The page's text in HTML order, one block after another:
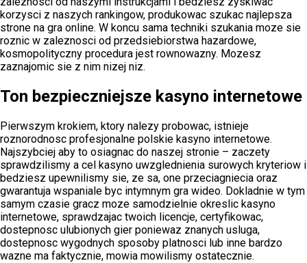
korzysci z naszych rankingow, produkowac szukac najlepsza
strone na gra online. W koncu sama techniki szukania moze sie
roznic w zaleznosci od przedsiebiorstwa hazardowe,
kosmopolityczny procedura jest rownowazny. Mozesz
zaznajomic sie z nim nizej niz.
Ton bezpieczniejsze kasyno internetowe
Pierwszym krokiem, ktory nalezy probowac, istnieje
roznorodnosc profesjonalne polskie kasyno internetowe.
Najszybciej aby to osiagnac do naszej stronie – zaczety
sprawdzilismy a cel kasyno uwzglednienia surowych kryteriow i
bedziesz upewnilismy sie, ze sa, one przeciagniecia oraz
gwarantuja wspaniale byc intymnym gra wideo. Dokladnie w tym
samym czasie gracz moze samodzielnie okreslic kasyno
internetowe, sprawdzajac twoich licencje, certyfikowac,
dostepnosc ulubionych gier poniewaz znanych usluga,
dostepnosc wygodnych sposoby platnosci lub inne bardzo
wazne ma faktycznie, mowia mowilismy ostatecznie.